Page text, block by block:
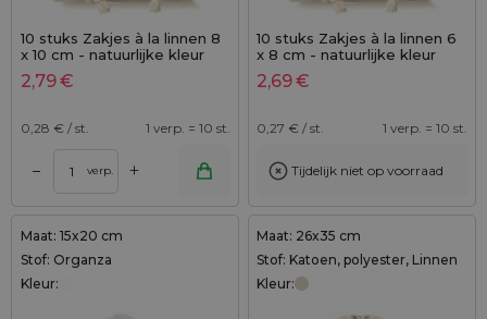
10 stuks Zakjes à la linnen 8
x 10 cm - natuurlijke kleur
2,79€
0,28 € / st. 1 verp. = 10 st.
– verp. +
10 stuks Zakjes à la linnen 6
x 8 cm - natuurlijke kleur
met dubbele katoenen
koord
2,69€
0,27 € / st. 1 verp. = 10 st.
Tijdelijk niet op voorraad
Maat: 15x20 cm
Stof: Organza
Kleur:
Maat: 26x35 cm
Stof: Katoen, polyester, Linnen
Kleur: